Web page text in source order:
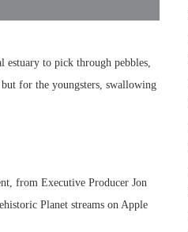
estuary to pick through pebbles,
for the youngsters, swallowing
from Executive Producer Jon
Planet streams on Apple